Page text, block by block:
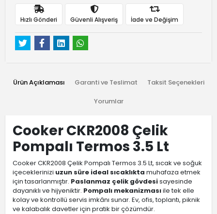
Hızlı Gönderi Güvenli Alışveriş İade ve Değişim
Ürün Açıklaması Garanti ve Teslimat Taksit Seçenekleri
Yorumlar
Cooker CKR2008 Çelik
Pompalı Termos 3.5 Lt
Cooker CKR2008 Çelik Pompalı Termos 3.5 Lt, sıcak ve soğuk
içeceklerinizi uzun süre ideal sıcaklıkta muhafaza etmek
için tasarlanmıştır. Paslanmaz çelik gövdesisayesinde
dayanıklı ve hijyeniktir. Pompalı mekanizmasıile tek elle
kolay ve kontrollü servis imkânı sunar. Ev, ofis, toplantı, piknik
ve kalabalık davetler için pratik bir çözümdür.